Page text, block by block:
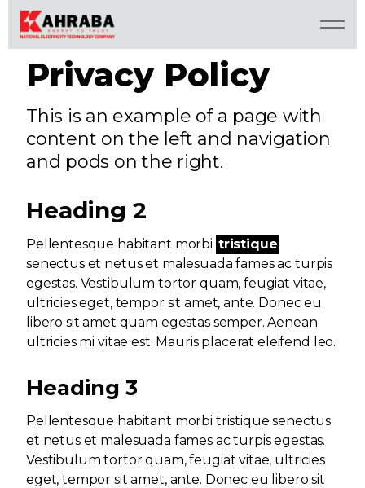
Privacy Policy
This is an example of a page with
content on the left and navigation
and pods on the right.
Heading 2
Pellentesque habitant morbi tristique
senectus et netus et malesuada fames ac turpis
egestas. Vestibulum tortor quam, feugiat vitae,
ultricies eget, tempor sit amet, ante. Donec eu
libero sit amet quam egestas semper. Aenean
ultricies mi vitae est. Mauris placerat eleifend leo.
Heading 3
Pellentesque habitant morbi tristique senectus
et netus et malesuada fames ac turpis egestas.
Vestibulum tortor quam, feugiat vitae, ultricies
eget, tempor sit amet, ante. Donec eu libero sit